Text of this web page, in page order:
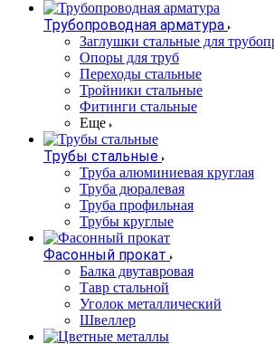
Трубопроводная арматура
Заглушки стальные для
Опоры для труб
Переходы стальные
Тройники стальные
Фитинги стальные
Еще
Трубы стальные
Труба алюминиевая круглая
Труба дюралевая
Труба профильная
Трубы круглые
Фасонный прокат
Балка двутавровая
Тавр стальной
Уголок металлический
Швеллер